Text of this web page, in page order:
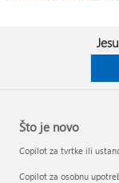
Što je novo
Copilot za tvrtke ili
Copilot za osobnu